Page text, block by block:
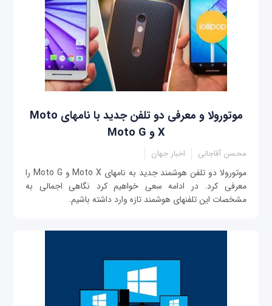
موتورولا و معرفی دو تلفن جدید با نام‎های Moto
X و Moto G
محسن آقاجانی اخبار جهان
موتورولا دو تلفن هوشمند جدید به نام‎های Moto X و Moto G را
معرفی کرد. در ادامه سعی خواهیم کرد نگاهی اجمالی به
مشخصات این تلفن‎های هوشمند تازه وارد داشته باشیم.